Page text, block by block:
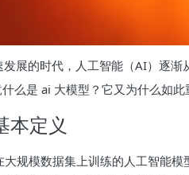
展的时代，人工智能（AI）逐渐
么是 ai 大模型？它又为什么如此
本定义
大规模数据集上训练的人工智能